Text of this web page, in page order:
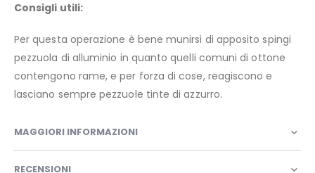
Consigli utili:
Per questa operazione è bene munirsi di apposito spingi
pezzuola di alluminio in quanto quelli comuni di ottone
contengono rame, e per forza di cose, reagiscono e
lasciano sempre pezzuole tinte di azzurro.
MAGGIORI INFORMAZIONI
RECENSIONI